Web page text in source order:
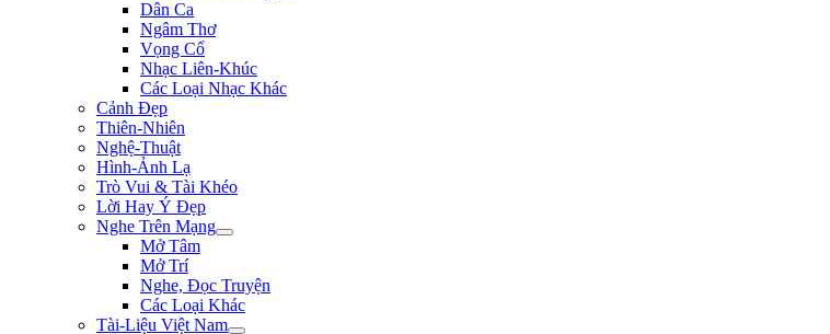
Dân Ca
Ngâm Thơ
Vọng Cổ
Nhạc Liên-Khúc
Các Loại Nhạc Khác
Cảnh Đẹp
Thiên-Nhiên
Nghệ-Thuật
Hình-Ảnh Lạ
Trò Vui & Tài Khéo
Lời Hay Ý Đẹp
Nghe Trên Mạng
Mở Tâm
Mở Trí
Nghe, Đọc Truyện
Các Loại Khác
Tài-Liệu Việt Nam